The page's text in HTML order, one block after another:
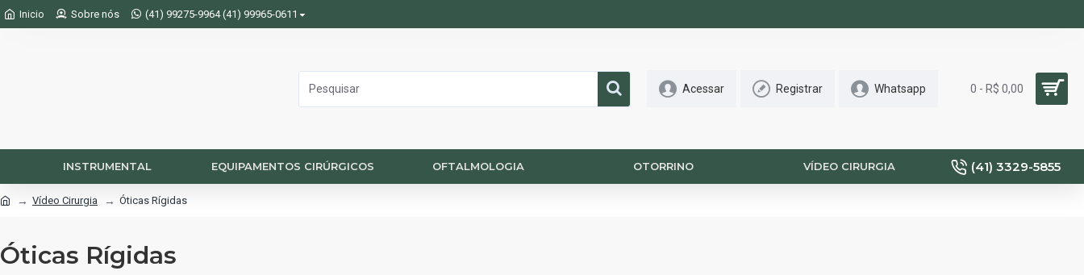
Inicio Sobre nós (41) 99275-9964 (41) 99965-0611
Acessar Registrar Whatsapp 0 - R$ 0,00
INSTRUMENTAL EQUIPAMENTOS CIRÚRGICOS OFTALMOLOGIA OTORRINO VÍDEO CIRURGIA (41) 3329-5855
Vídeo Cirurgia Óticas Rígidas
Óticas Rígidas